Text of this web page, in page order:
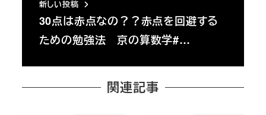
新しい投稿
30点は赤点なの？？赤点を回避する
ための勉強法 京の算数学#…
関連記事